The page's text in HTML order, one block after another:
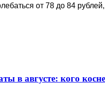
от 78 до 84
в августе: кого